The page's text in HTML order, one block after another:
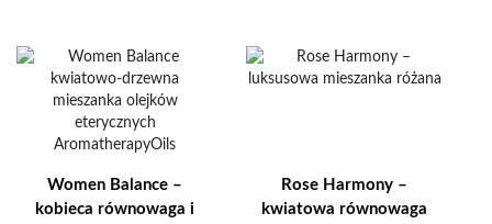
Women Balance –
kobieca równowaga i
Rose Harmony –
kwiatowa równowaga